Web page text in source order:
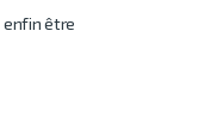
enfin être